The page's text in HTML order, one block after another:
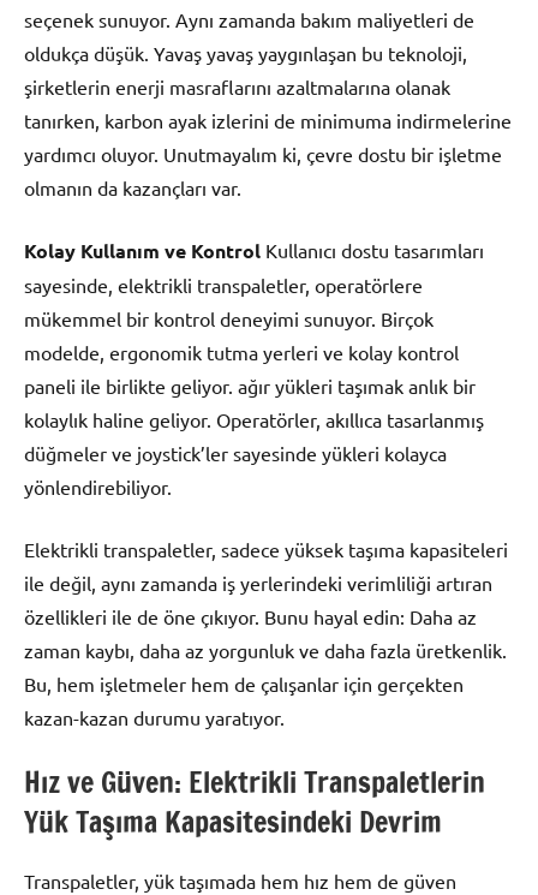
seçenek sunuyor. Aynı zamanda bakım maliyetleri de
oldukça düşük. Yavaş yavaş yaygınlaşan bu teknoloji,
şirketlerin enerji masraflarını azaltmalarına olanak
tanırken, karbon ayak izlerini de minimuma indirmelerine
yardımcı oluyor. Unutmayalım ki, çevre dostu bir işletme
olmanın da kazançları var.
Kolay Kullanım ve Kontrol Kullanıcı dostu tasarımları
sayesinde, elektrikli transpaletler, operatörlere
mükemmel bir kontrol deneyimi sunuyor. Birçok
modelde, ergonomik tutma yerleri ve kolay kontrol
paneli ile birlikte geliyor. ağır yükleri taşımak anlık bir
kolaylık haline geliyor. Operatörler, akıllıca tasarlanmış
düğmeler ve joystick’ler sayesinde yükleri kolayca
yönlendirebiliyor.
Elektrikli transpaletler, sadece yüksek taşıma kapasiteleri
ile değil, aynı zamanda iş yerlerindeki verimliliği artıran
özellikleri ile de öne çıkıyor. Bunu hayal edin: Daha az
zaman kaybı, daha az yorgunluk ve daha fazla üretkenlik.
Bu, hem işletmeler hem de çalışanlar için gerçekten
kazan-kazan durumu yaratıyor.
Hız ve Güven: Elektrikli Transpaletlerin
Yük Taşıma Kapasitesindeki Devrim
Transpaletler, yük taşımada hem hız hem de güven